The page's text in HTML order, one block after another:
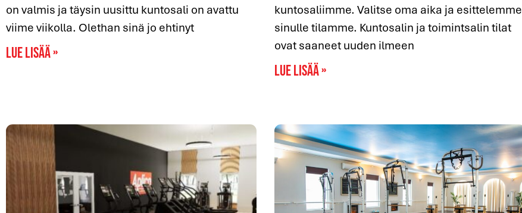
on valmis ja täysin uusittu kuntosali on avattu
viime viikolla. Olethan sinä jo ehtinyt
Lue lisää »
kuntosaliimme. Valitse oma aika ja esittelemme
sinulle tilamme. Kuntosalin ja toimintsalin tilat
ovat saaneet uuden ilmeen
Lue lisää »